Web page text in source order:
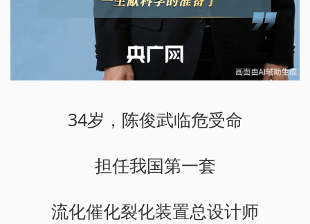
34岁，陈俊武临危受命
担任我国第一套
流化催化裂化装置总设计师